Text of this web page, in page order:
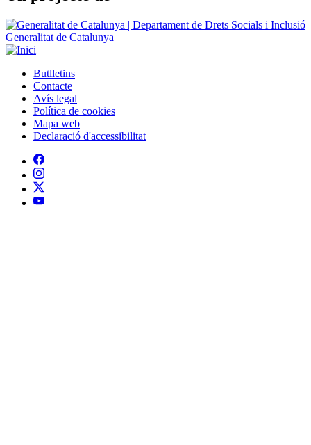
Peu
Butlletins
Contacte
Avís legal
Política de cookies
Mapa web
Declaració d'accessibilitat